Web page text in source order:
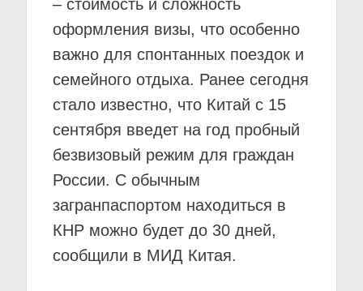
– стоимость и сложность
оформления визы, что особенно
важно для спонтанных поездок и
семейного отдыха. Ранее сегодня
стало известно, что Китай с 15
сентября введет на год пробный
безвизовый режим для граждан
России. С обычным
загранпаспортом находиться в
КНР можно будет до 30 дней,
сообщили в МИД Китая.